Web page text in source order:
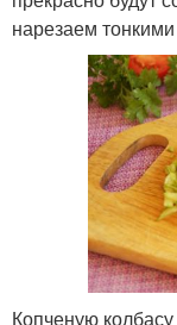
нарезаем
Копченую